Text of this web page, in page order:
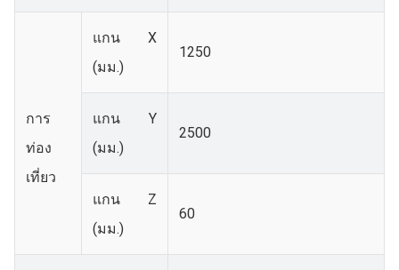
การ
ท่อง
เที่ยว
แกน X
(มม.)
1250
แกน Y
(มม.)
2500
แกน Z
(มม.)
60